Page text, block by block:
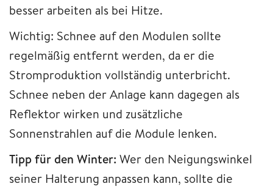
besser arbeiten als bei Hitze.
Wichtig: Schnee auf den Modulen sollte
regelmäßig entfernt werden, da er die
Stromproduktion vollständig unterbricht.
Schnee neben der Anlage kann dagegen als
Reflektor wirken und zusätzliche
Sonnenstrahlen auf die Module lenken.
Tipp für den Winter: Wer den Neigungswinkel
seiner Halterung anpassen kann, sollte die